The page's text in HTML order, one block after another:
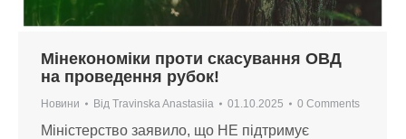
Мінекономіки проти скасування ОВД
на проведення рубок!
Новини Від Travinska Anastasiia 01.10.2025 0 Comments
Міністерство заявило, що НЕ підтримує